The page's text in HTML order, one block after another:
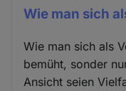
Wie man sich
Wie man sich als
bemüht, sonder
Ansicht seien